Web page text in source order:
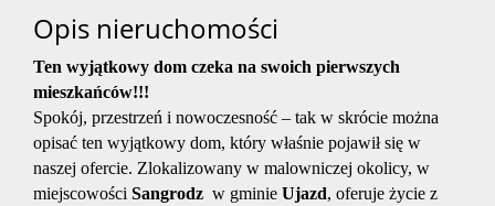
Opis nieruchomości
Ten wyjątkowy dom czeka na swoich pierwszych
mieszkańców!!!
Spokój, przestrzeń i nowoczesność – tak w skrócie można
opisać ten wyjątkowy dom, który właśnie pojawił się w
naszej ofercie. Zlokalizowany w malowniczej okolicy, w
miejscowości Sangrodz w gminie Ujazd, oferuje życie z